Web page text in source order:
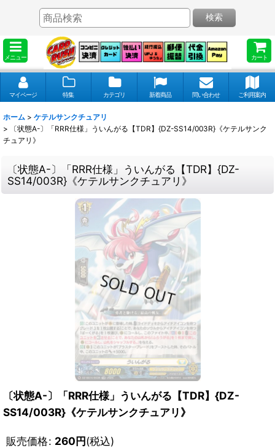
メニュー カート
検索
マイページ 特集 カテゴリ 新着商品 問い合わせ ご利用案内
ホーム > ケテルサンクチュアリ
>
〔状態A-〕「RRR仕様」ういんがる【TDR】{DZ-SS14/003R}《ケテルサンク
チュアリ》
〔状態A-〕「RRR仕様」ういんがる【TDR】{DZ-
SS14/003R}《ケテルサンクチュアリ》
〔状態A-〕「RRR仕様」ういんがる【TDR】{DZ-
SS14/003R}《ケテルサンクチュアリ》
販売価格: 260円(税込)